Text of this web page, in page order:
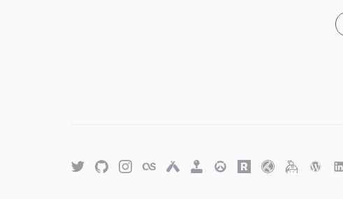
TwitterGitHubTwitterLast.fmUntappd
RetroOverwatch
Rawg.ioTraktKeybase